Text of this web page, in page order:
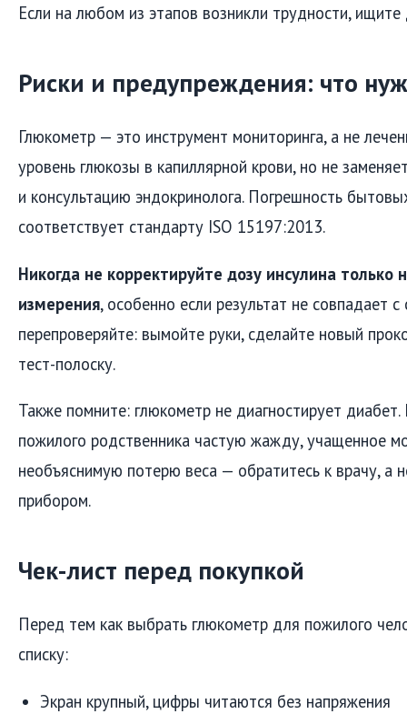
Если на любом из этапов возникли трудности,
Риски и предупреждения: что
Глюкометр — это инструмент мониторинга, а не
уровень глюкозы в капиллярной крови, но не
и консультацию эндокринолога. Погрешность
соответствует стандарту ISO 15197:2013.
Никогда не корректируйте дозу инсулина только
измерения, особенно если результат не совпадает
перепроверяйте: вымойте руки, сделайте новый
тест-полоску.
Также помните: глюкометр не диагностирует
пожилого родственника частую жажду, учащенное
необъяснимую потерю веса — обратитесь к врачу, а
прибором.
Чек-лист перед покупкой
Перед тем как выбрать глюкометр для пожилого
списку:
Экран крупный, цифры читаются без напряжения